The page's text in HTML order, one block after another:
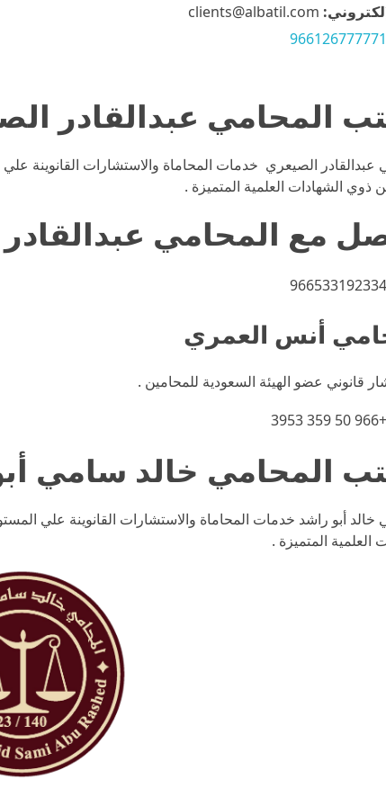
966126777771
عبدالقادر الصيعري خدمات المحاماة والاستشارات القانوينة
ذوي الشهادات العلمية المتميزة .
مع المحامي
قانوني عضو الهيئة السعودية للمحامين .
+966 50 359 3953
خالد أبو راشد خدمات المحاماة والاستشارات القانوينة علي
العلمية المتميزة .